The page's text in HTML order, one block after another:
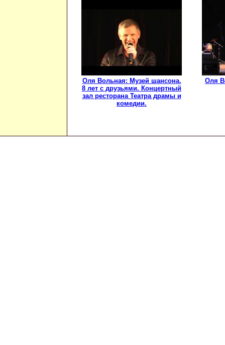
Оля Вольная: Музей шансона.
8 лет с друзьями. Концертный
зал ресторана Театра драмы и
комедии.
Оля